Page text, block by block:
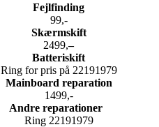
Fejlfinding
99,-
Skærmskift
2499,–
Batteriskift
Ring for pris på 22191979
Mainboard reparation
1499,-
Andre reparationer
Ring 22191979